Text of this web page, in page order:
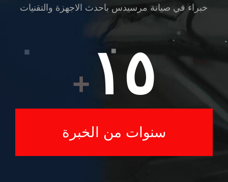
خبراء في صيانة مرسيدس باحدث الاجهزة والتقنيات
١٥ +
سنوات من الخبرة